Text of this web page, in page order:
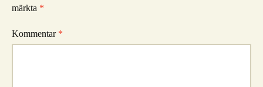
märkta *
Kommentar *